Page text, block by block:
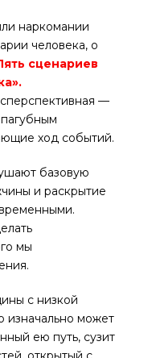
наркомании
человека, о
сценариев
—
ход событий.
базовую
и раскрытие
мы
с низкой
изначально может
ею путь, сузит